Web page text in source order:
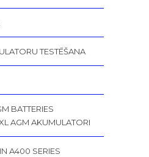
TESTĒŠANA
BATTERIES
AGM AKUMULATORI
A400 SERIES